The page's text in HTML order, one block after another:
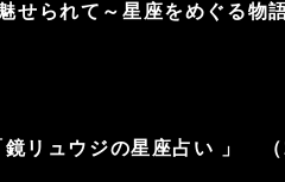
せられて～星座をめぐる物
リュウジの星座占い 」 （